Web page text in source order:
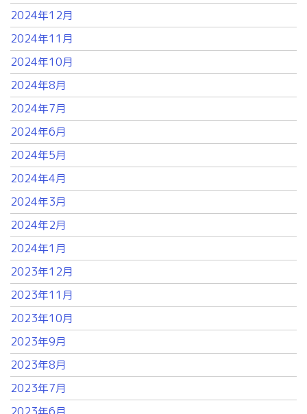
2024年12月
2024年11月
2024年10月
2024年8月
2024年7月
2024年6月
2024年5月
2024年4月
2024年3月
2024年2月
2024年1月
2023年12月
2023年11月
2023年10月
2023年9月
2023年8月
2023年7月